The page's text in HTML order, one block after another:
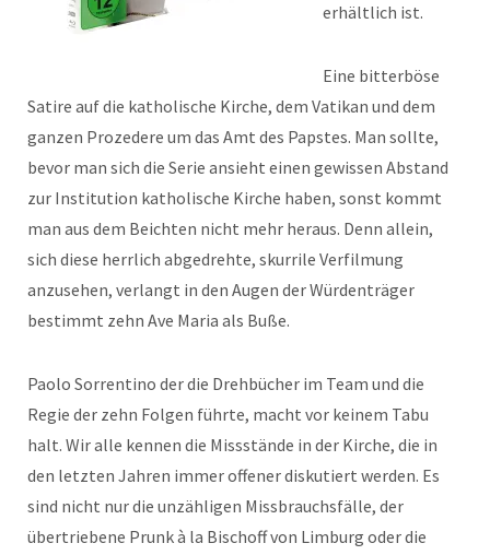
erhältlich ist.
Eine bitterböse
Satire auf die katholische Kirche, dem Vatikan und dem
ganzen Prozedere um das Amt des Papstes. Man sollte,
bevor man sich die Serie ansieht einen gewissen Abstand
zur Institution katholische Kirche haben, sonst kommt
man aus dem Beichten nicht mehr heraus. Denn allein,
sich diese herrlich abgedrehte, skurrile Verfilmung
anzusehen, verlangt in den Augen der Würdenträger
bestimmt zehn Ave Maria als Buße.
Paolo Sorrentino der die Drehbücher im Team und die
Regie der zehn Folgen führte, macht vor keinem Tabu
halt. Wir alle kennen die Missstände in der Kirche, die in
den letzten Jahren immer offener diskutiert werden. Es
sind nicht nur die unzähligen Missbrauchsfälle, der
übertriebene Prunk à la Bischoff von Limburg oder die